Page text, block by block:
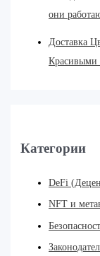
они
Доставка
Красивыми
Категории
DeFi
NFT и